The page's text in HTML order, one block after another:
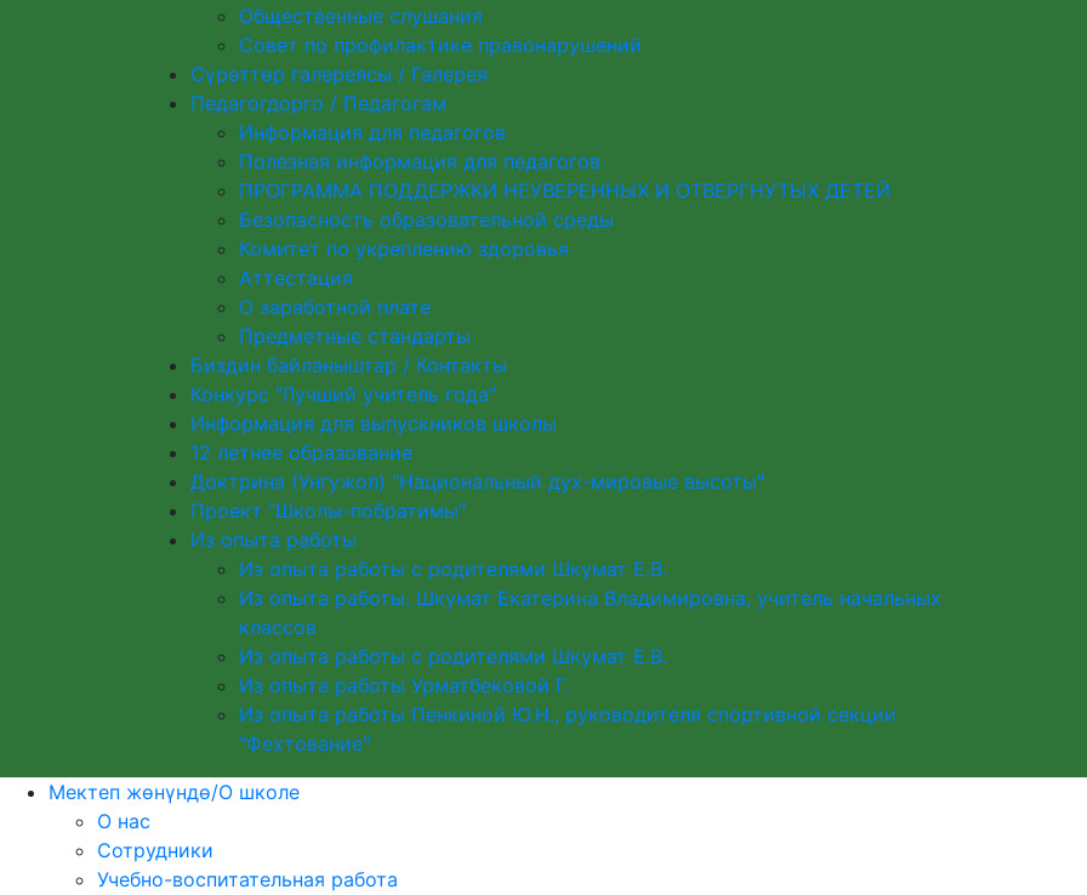
Общественные слушания
Совет по профилактике правонарушений
Сүрөттөр галереясы / Галерея
Педагогдорго / Педагогам
Информация для педагогов
Полезная информация для педагогов
ПРОГРАММА ПОДДЕРЖКИ НЕУВЕРЕННЫХ И ОТВЕРГНУТЫХ ДЕТЕЙ
Безопасность образовательной среды
Комитет по укреплению здоровья
Аттестация
О заработной плате
Предметные стандарты
Биздин байланыштар / Контакты
Конкурс "Лучший учитель года"
Информация для выпускников школы
12 летнее образование
Доктрина (Унгужол) "Национальный дух-мировые высоты"
Проект "Школы-побратимы"
Из опыта работы
Из опыта работы с родителями Шкумат Е.В.
Из опыта работы. Шкумат Екатерина Владимировна, учитель начальных
классов
Из опыта работы с родителями Шкумат Е.В.
Из опыта работы Урматбековой Г.
Из опыта работы Пенкиной Ю.Н., руководителя спортивной секции
"Фехтование"
Мектеп жөнүндө/О школе
О нас
Сотрудники
Учебно-воспитательная работа